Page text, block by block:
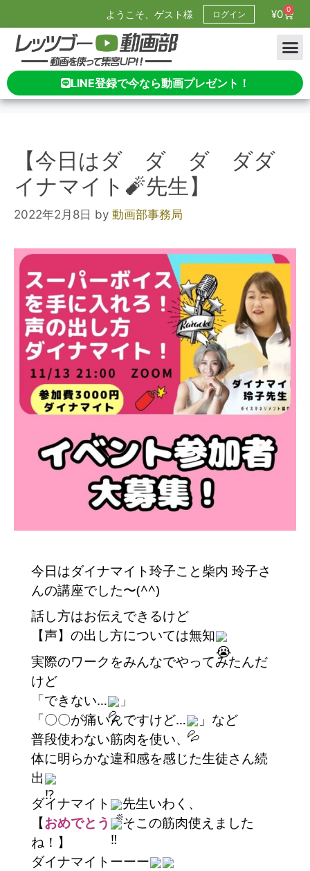
ようこそ、ゲスト様 ログイン ¥0 0
LINE登録で今なら動画プレゼント！
【今日はダ ダ ダ ダダ
イナマイト🧨先生】
2022年2月8日 by 動画部事務局
今日はダイナマイト玲子こと柴内 玲子さ
んの講座でした〜(^^)
話し方はお伝えできるけど
【声】の出し方については無知
実際のワークをみんなでやってみたんだ
けど
「できない…
」
「〇〇が痛いんですけど…
」など
普段使わない筋肉を使い、
体に明らかな違和感を感じた生徒さん続
出
ダイナマイト
先生いわく、
【おめでとう
そこの筋肉使えました
ね！】
ダイナマイトーーー